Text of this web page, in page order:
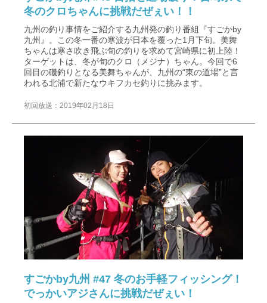
冬のクロちゃんに挑戦だぜぇい！！
九州の釣り事情をご紹介する九州発の釣り番組『すごかby
九州』。この冬一番の寒波が日本を覆った1月下旬。美舞
ちゃんは寒さ吹き飛ぶ旬の釣りを求めて宮崎県に初上陸！
ターゲットは、冬が旬のクロ（メジナ）ちゃん。今回で6
回目の磯釣りとなる美舞ちゃんが、九州の“東の道場”と言
われる北浦で新たなウキフカセ釣りに挑みます。
初回放送：2019年02月18日
すごかby九州 #47 冬のお手軽フィッシング！
でっかいアジさんに挑戦だぜぇい！